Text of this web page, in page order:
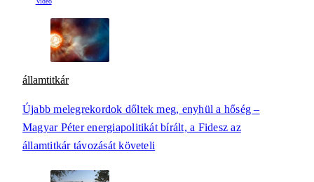
államtitkár
Újabb melegrekordok dőltek meg, enyhül a hőség –
Magyar Péter energiapolitikát bírált, a Fidesz az
államtitkár távozását követeli